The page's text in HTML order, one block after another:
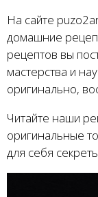
На сайте
домашние
рецептов вы
мастерства и
оригинально,
Читайте наши
оригинальные
для себя